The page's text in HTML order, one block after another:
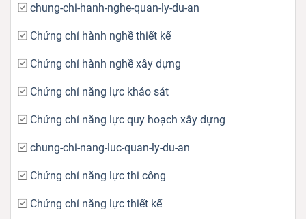
chung-chi-hanh-nghe-quan-ly-du-an
Chứng chỉ hành nghề thiết kế
Chứng chỉ hành nghề xây dựng
Chứng chỉ năng lực khảo sát
Chứng chỉ năng lực quy hoạch xây dựng
chung-chi-nang-luc-quan-ly-du-an
Chứng chỉ năng lực thi công
Chứng chỉ năng lực thiết kế